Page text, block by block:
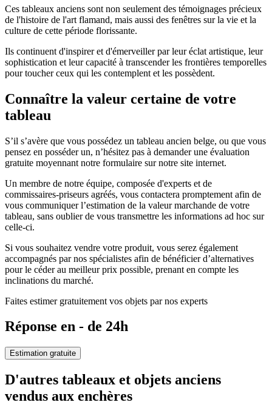
Ces tableaux anciens sont non seulement des témoignages précieux
de l'histoire de l'art flamand, mais aussi des fenêtres sur la vie et la
culture de cette période florissante.
Ils continuent d'inspirer et d'émerveiller par leur éclat artistique, leur
sophistication et leur capacité à transcender les frontières temporelles
pour toucher ceux qui les contemplent et les possèdent.
Connaître la valeur certaine de votre
tableau
S’il s’avère que vous possédez un tableau ancien belge, ou que vous
pensez en posséder un, n’hésitez pas à demander une évaluation
gratuite moyennant notre formulaire sur notre site internet.
Un membre de notre équipe, composée d'experts et de
commissaires-priseurs agréés, vous contactera promptement afin de
vous communiquer l’estimation de la valeur marchande de votre
tableau, sans oublier de vous transmettre les informations ad hoc sur
celle-ci.
Si vous souhaitez vendre votre produit, vous serez également
accompagnés par nos spécialistes afin de bénéficier d’alternatives
pour le céder au meilleur prix possible, prenant en compte les
inclinations du marché.
Faites estimer gratuitement vos objets par nos experts
Réponse en - de 24h
Estimation gratuite
D'autres tableaux et objets anciens
vendus aux enchères